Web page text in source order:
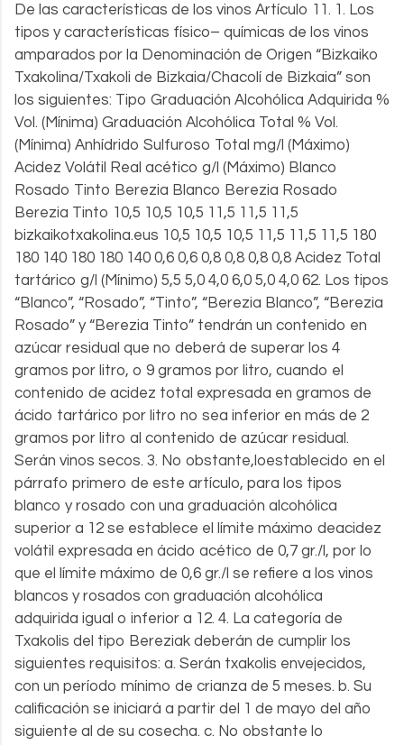
De las características de los vinos Artículo 11. 1. Los
tipos y características físico– químicas de los vinos
amparados por la Denominación de Origen “Bizkaiko
Txakolina/Txakoli de Bizkaia/Chacolí de Bizkaia” son
los siguientes: Tipo Graduación Alcohólica Adquirida %
Vol. (Mínima) Graduación Alcohólica Total % Vol.
(Mínima) Anhídrido Sulfuroso Total mg/l (Máximo)
Acidez Volátil Real acético g/l (Máximo) Blanco
Rosado Tinto Berezia Blanco Berezia Rosado
Berezia Tinto 10,5 10,5 10,5 11,5 11,5 11,5
bizkaikotxakolina.eus 10,5 10,5 10,5 11,5 11,5 11,5 180
180 140 180 180 140 0,6 0,6 0,8 0,8 0,8 0,8 Acidez Total
tartárico g/l (Mínimo) 5,5 5,0 4,0 6,0 5,0 4,0 62. Los tipos
“Blanco”, “Rosado”, “Tinto”, “Berezia Blanco”, “Berezia
Rosado” y “Berezia Tinto” tendrán un contenido en
azúcar residual que no deberá de superar los 4
gramos por litro, o 9 gramos por litro, cuando el
contenido de acidez total expresada en gramos de
ácido tartárico por litro no sea inferior en más de 2
gramos por litro al contenido de azúcar residual.
Serán vinos secos. 3. No obstante,loestablecido en el
párrafo primero de este artículo, para los tipos
blanco y rosado con una graduación alcohólica
superior a 12 se establece el límite máximo deacidez
volátil expresada en ácido acético de 0,7 gr./l, por lo
que el límite máximo de 0,6 gr./l se refiere a los vinos
blancos y rosados con graduación alcohólica
adquirida igual o inferior a 12. 4. La categoría de
Txakolis del tipo Bereziak deberán de cumplir los
siguientes requisitos: a. Serán txakolis envejecidos,
con un período mínimo de crianza de 5 meses. b. Su
calificación se iniciará a partir del 1 de mayo del año
siguiente al de su cosecha. c. No obstante lo